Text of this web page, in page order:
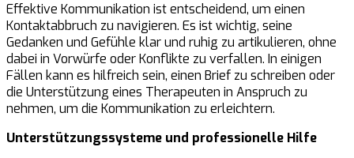
Effektive Kommunikation ist entscheidend, um einen
Kontaktabbruch zu navigieren. Es ist wichtig, seine
Gedanken und Gefühle klar und ruhig zu artikulieren, ohne
dabei in Vorwürfe oder Konflikte zu verfallen. In einigen
Fällen kann es hilfreich sein, einen Brief zu schreiben oder
die Unterstützung eines Therapeuten in Anspruch zu
nehmen, um die Kommunikation zu erleichtern.
Unterstützungssysteme und professionelle Hilfe